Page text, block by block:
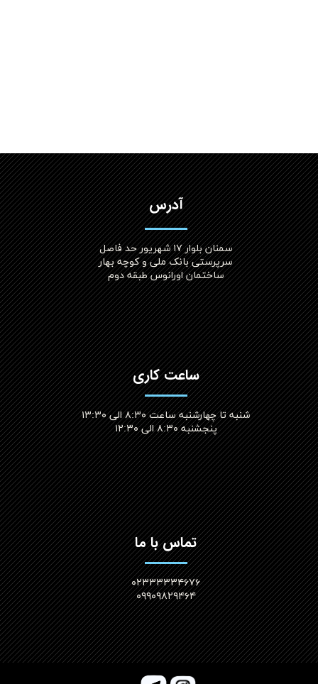
آدرس
سمنان بلوار ۱۷ شهریور حد فاصل
سرپرستی بانک ملی و کوچه بهار
ساختمان اورانوس طبقه دوم
ساعت کاری
شنبه تا چهارشنبه ساعت ۸:۳۰ الی ۱۳:۳۰
پنجشنبه ۸:۳۰ الی ۱۲:۳۰​​​​​​​
تماس با ما
۰۲۳۳۳۳۳۴۶۷۶
۰۹۹۰۹۸۲۹۴۶۴